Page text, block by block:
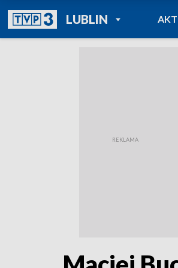
LUBLINPOWRÓT DO
TVP REGIONY